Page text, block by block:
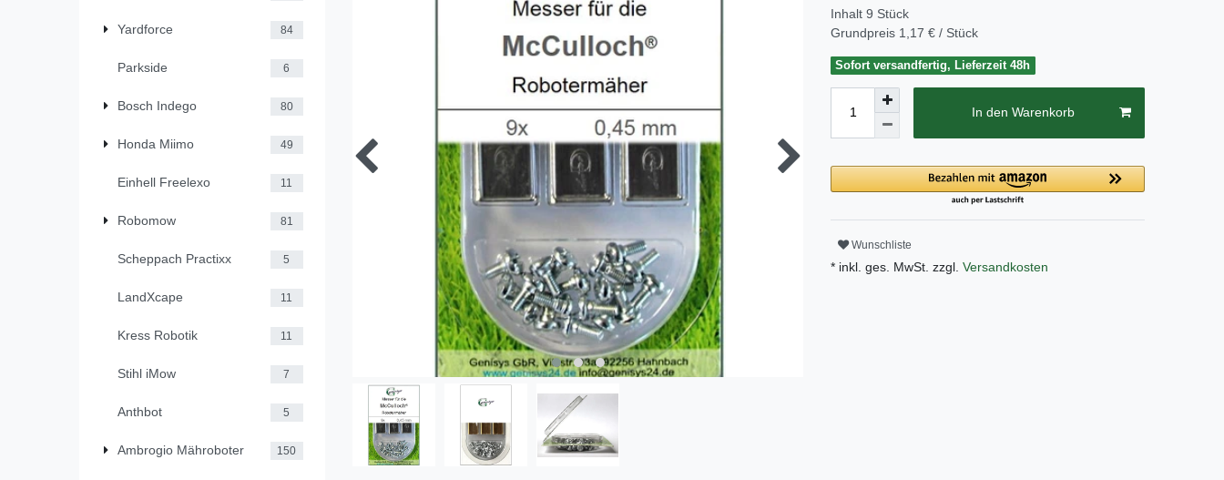
Yardforce 84
Parkside 6
Bosch Indego 80
Honda Miimo 49
Einhell Freelexo 11
Robomow 81
Scheppach Practixx 5
LandXcape 11
Kress Robotik 11
Stihl iMow 7
Anthbot 5
Ambrogio Mähroboter 150
Inhalt 9 Stück
Grundpreis 1,17 € / Stück
Sofort versandfertig, Lieferzeit 48h
In den Warenkorb
Wunschliste
* inkl. ges. MwSt. zzgl. Versandkosten